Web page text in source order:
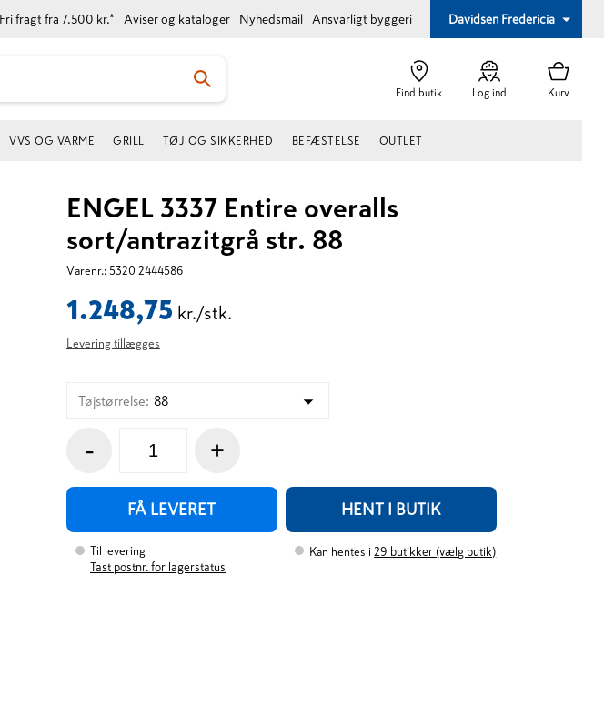
Fri fragt fra 7.500 kr.* Aviser og kataloger Nyhedsmail Ansvarligt byggeri Davidsen Fredericia
Find butik Log ind Kurv
VVS OG VARME GRILL TØJ OG SIKKERHED BEFÆSTELSE OUTLET
ENGEL 3337 Entire overalls
sort/antrazitgrå str. 88
Varenr.: 5320 2444586
1.248,75 kr./stk.
Levering tillægges
Tøjstørrelse: 88
- +
FÅ LEVERET HENT I BUTIK
Til levering
Tast postnr. for lagerstatus
Kan hentes i 29 butikker (vælg butik)